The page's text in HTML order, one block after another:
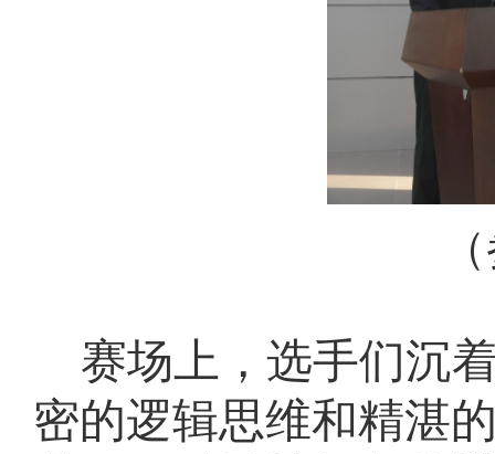
（
赛场上，选手们沉
密的逻辑思维和精湛